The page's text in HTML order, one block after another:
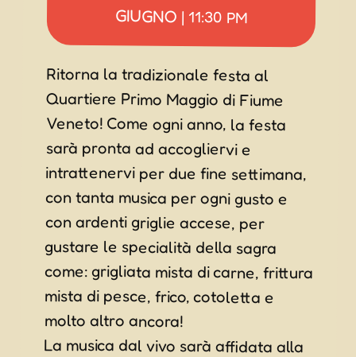
GIUGNO | 11:30 PM
Ritorna la tradizionale festa al
Quartiere Primo Maggio di Fiume
Veneto! Come ogni anno, la festa
sarà pronta ad accogliervi e
intrattenervi per due fine settimana,
con tanta musica per ogni gusto e
con ardenti griglie accese, per
gustare le specialità della sagra
come: grigliata mista di carne, frittura
mista di pesce, frico, cotoletta e
molto altro ancora!
La musica dal vivo sarà affidata alla
presenza della tribute band di
Zucchero “Diavolo in Noi”, un grande
tributo a Vasco Rossi, con la
presenza di Maurizio Solieri, gli “MDC
Party Band” e la tribute band di Elisa
“A Modo Nostro”. Ma si potrà anche
ballare con l’orchestra “Gimmy e i
Ricordi”, con il Maestro Mauro e Zeta
Musik, e con Luis Cuban Power per
una serata tutta latina. Ma in questa
festa ci sarà tantissimo spazio per i
più giovani con l’area “Jumanji” e
tanti dj set. inoltre qui troverete
esibizioni di ballo, esposizione di
Auto e Moto d’epoca, la 51a edizione
della Cicloturistica FIUME PEDALA e